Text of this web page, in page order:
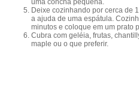
uma concha pequena.
Deixe cozinhando por cerca de
a ajuda de uma espátula.
minutos e coloque em um prato
Cubra com geléia, frutas,
maple ou o que preferir.